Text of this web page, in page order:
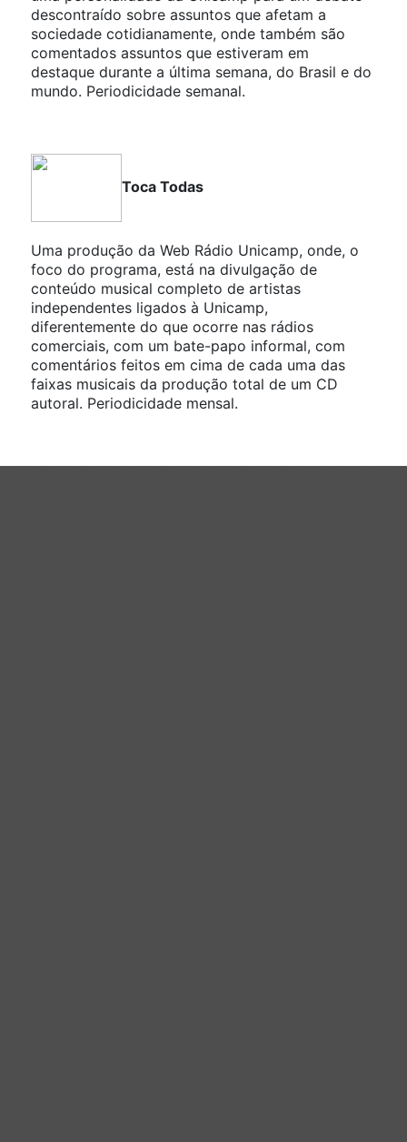
descontraído sobre assuntos que afetam a
sociedade cotidianamente, onde também são
comentados assuntos que estiveram em
destaque durante a última semana, do Brasil e do
mundo. Periodicidade semanal.
Toca Todas
Uma produção da Web Rádio Unicamp, onde, o
foco do programa, está na divulgação de
conteúdo musical completo de artistas
independentes ligados à Unicamp,
diferentemente do que ocorre nas rádios
comerciais, com um bate-papo informal, com
comentários feitos em cima de cada uma das
faixas musicais da produção total de um CD
autoral. Periodicidade mensal.